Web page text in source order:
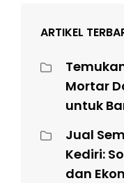
ARTIKEL
Mortar
untuk
Jual
Kediri:
dan